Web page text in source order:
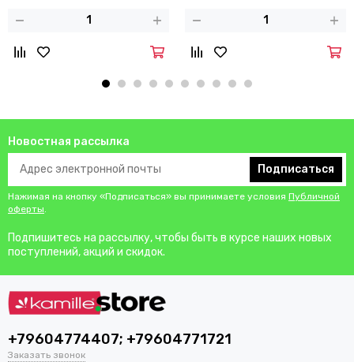
Новостная рассылка
Подписаться
Нажимая на кнопку «Подписаться» вы принимаете условия Публичной
оферты.
Подпишитесь на рассылку, чтобы быть в курсе наших новых
поступлений, акций и скидок.
+79604774407; +79604771721
Заказать звонок